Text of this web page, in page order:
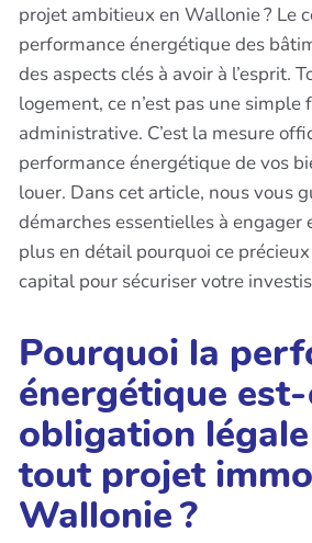
projet ambitieux en Wallonie ? Le
performance énergétique des
des aspects clés à avoir à l’esprit.
logement, ce n’est pas une simple
administrative. C’est la mesure
performance énergétique de vos
louer. Dans cet article, nous vous
démarches essentielles à engager
plus en détail pourquoi ce
capital pour sécuriser votre
Pourquoi la
énergétique
obligation
tout projet
Wallonie ?